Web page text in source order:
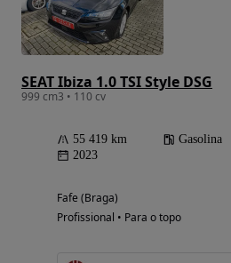
SEAT Ibiza 1.0 TSI Style DSG
999 cm3 • 110 cv
55 419 km Gasolina
2023
Fafe (Braga)
Profissional • Para o topo